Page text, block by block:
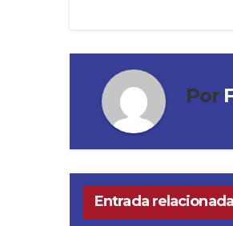
Por
Entrada relacionada